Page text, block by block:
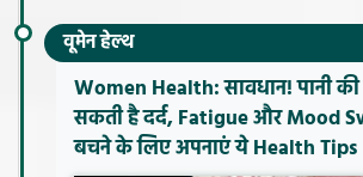
वूमेन हेल्थ
Women Health: सावधान! पानी
सकती है दर्द, Fatigue और Mood
बचने के लिए अपनाएं ये Health Tips